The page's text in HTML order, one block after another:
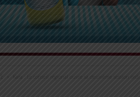
Kara : Le conseil régional ouvre sa deuxième session